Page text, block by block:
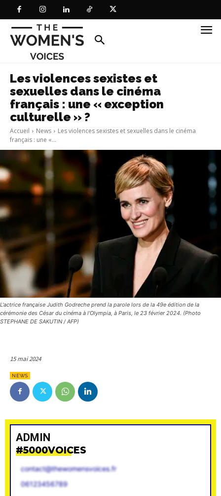
Les violences sexistes et
sexuelles dans le cinéma
français : une « exception
culturelle » ?
Accueil News
Les violences sexistes et sexuelles dans le cinéma
français : une «...
L'actrice française Judith Godreche prend la parole lors de la 49e édition de la
cérémonie des César du cinéma à l'Olympia, à Paris, le 23 février 2024. (Photo
STEPHANE DE SAKUTIN / AFP)
15 mai 2024
NEWS
ADMIN
#5000VOICES
contact@thewomensvoices.fr
06123456789